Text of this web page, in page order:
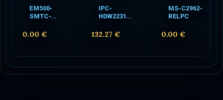
EM500-
SMTC-...
0.00 €
IPC-
HDW2231...
132.27 €
MS-C2962-
RELPC
0.00 €